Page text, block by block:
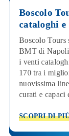
Boscolo
cataloghi
Boscolo Tours
BMT di Napoli
i venti
170 tra i
nuovissima
curati e capaci
SCOPRI DI